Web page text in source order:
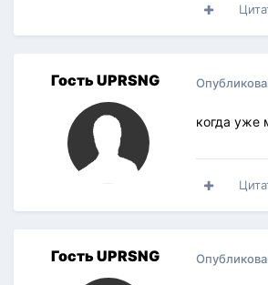
Гость UPRSNG
когда
Гость UPRSNG